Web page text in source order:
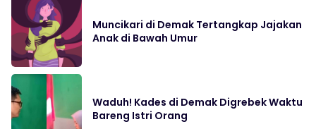
Muncikari di Demak Tertangkap Jajakan
Anak di Bawah Umur
Waduh! Kades di Demak Digrebek Waktu
Bareng Istri Orang